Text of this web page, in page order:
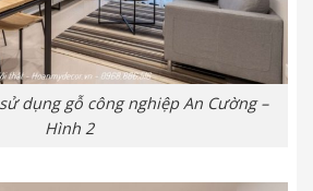
dụng gỗ công nghiệp An Cường –
Hình 2